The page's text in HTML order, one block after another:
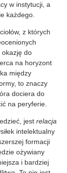
w instytucji, a
każdego.
z których
okazję do
na horyzont
między
to znaczy
dociera do
na peryferie.
jest relacja
intelektualny
formacji
ożywiany
i bardziej